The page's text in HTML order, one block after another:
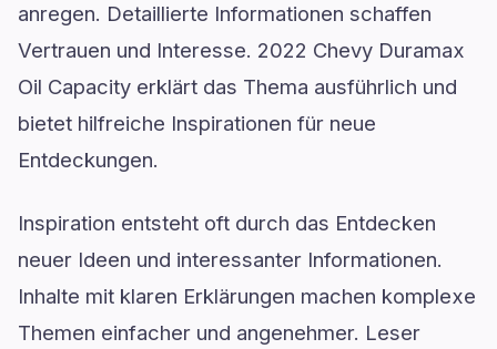
anregen. Detaillierte Informationen schaffen
Vertrauen und Interesse. 2022 Chevy Duramax
Oil Capacity erklärt das Thema ausführlich und
bietet hilfreiche Inspirationen für neue
Entdeckungen.
Inspiration entsteht oft durch das Entdecken
neuer Ideen und interessanter Informationen.
Inhalte mit klaren Erklärungen machen komplexe
Themen einfacher und angenehmer. Leser